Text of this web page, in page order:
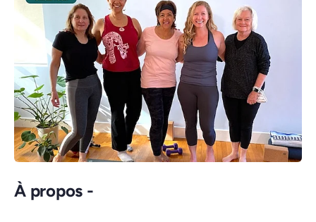
À propos -